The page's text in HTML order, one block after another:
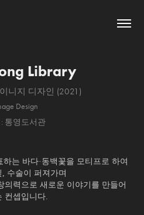
Library
니지 디자인 (2021)
Design
: 통영도서관
는 바다·동백꽃을 모티프로 하여
수술이 퍼져가며
의력으로 새로운 이야기를 만들어
컨셉입니다.